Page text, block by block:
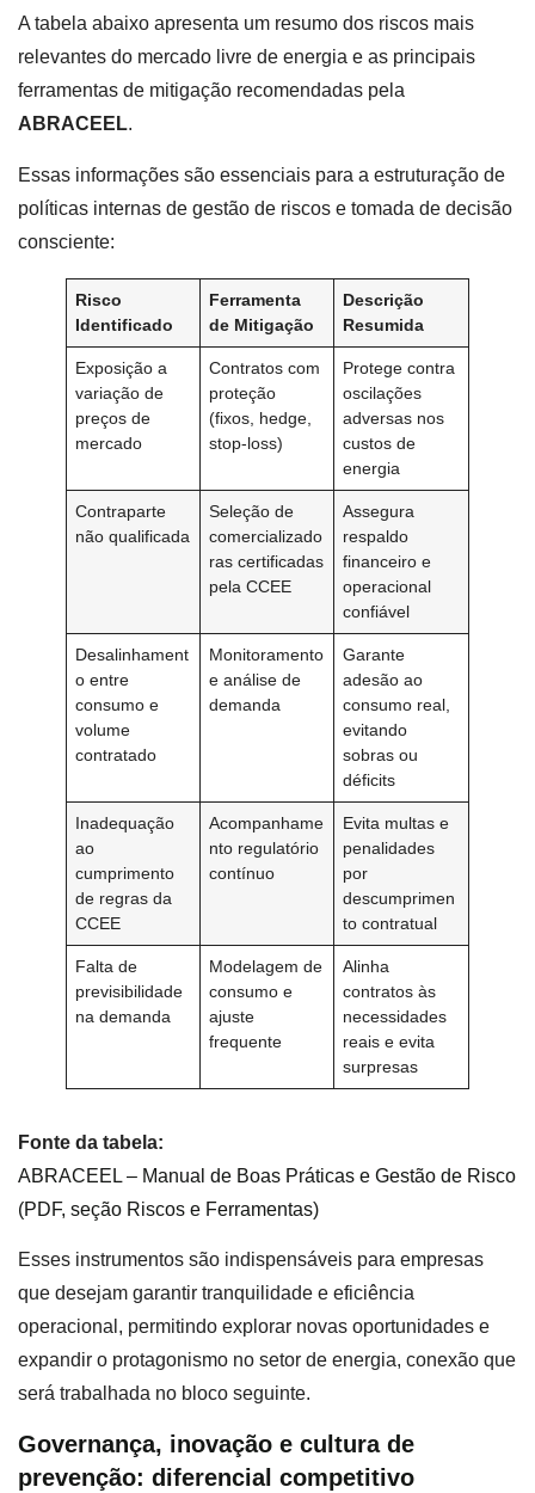
A tabela abaixo apresenta um resumo dos riscos mais
relevantes do mercado livre de energia e as principais
ferramentas de mitigação recomendadas pela
ABRACEEL.
Essas informações são essenciais para a estruturação de
políticas internas de gestão de riscos e tomada de decisão
consciente:
Risco
Identificado
Ferramenta
de Mitigação
Descrição
Resumida
Exposição a
variação de
preços de
mercado
Contratos com
proteção
(fixos, hedge,
stop-loss)
Protege contra
oscilações
adversas nos
custos de
energia
Contraparte
não qualificada
Seleção de
comercializado
ras certificadas
pela CCEE
Assegura
respaldo
financeiro e
operacional
confiável
Desalinhament
o entre
consumo e
volume
contratado
Monitoramento
e análise de
demanda
Garante
adesão ao
consumo real,
evitando
sobras ou
déficits
Inadequação
ao
cumprimento
de regras da
CCEE
Acompanhame
nto regulatório
contínuo
Evita multas e
penalidades
por
descumprimen
to contratual
Falta de
previsibilidade
na demanda
Modelagem de
consumo e
ajuste
frequente
Alinha
contratos às
necessidades
reais e evita
surpresas
Fonte da tabela:
ABRACEEL – Manual de Boas Práticas e Gestão de Risco
(PDF, seção Riscos e Ferramentas)
Esses instrumentos são indispensáveis para empresas
que desejam garantir tranquilidade e eficiência
operacional, permitindo explorar novas oportunidades e
expandir o protagonismo no setor de energia, conexão que
será trabalhada no bloco seguinte.
Governança, inovação e cultura de
prevenção: diferencial competitivo